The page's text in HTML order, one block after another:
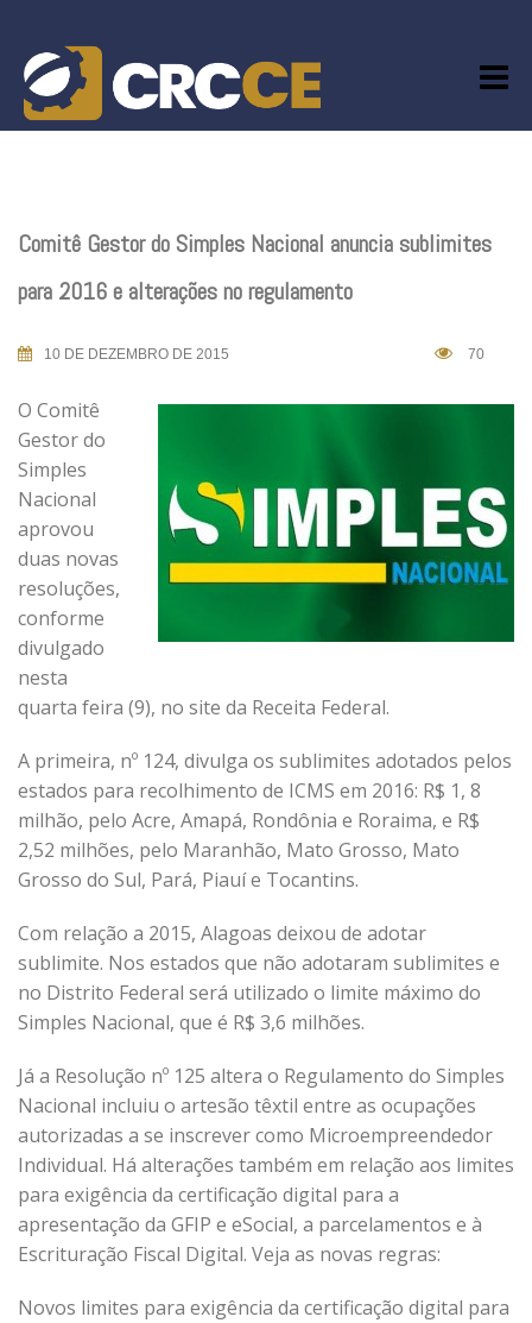
content
Comitê Gestor do Simples Nacional anuncia sublimites
para 2016 e alterações no regulamento
10 DE DEZEMBRO DE 2015 70
O Comitê
Gestor do
Simples
Nacional
aprovou
duas novas
resoluções,
conforme
divulgado
nesta
quarta feira (9), no site da Receita Federal.
A primeira, nº 124, divulga os sublimites adotados pelos
estados para recolhimento de ICMS em 2016: R$ 1, 8
milhão, pelo Acre, Amapá, Rondônia e Roraima, e R$
2,52 milhões, pelo Maranhão, Mato Grosso, Mato
Grosso do Sul, Pará, Piauí e Tocantins.
Com relação a 2015, Alagoas deixou de adotar
sublimite. Nos estados que não adotaram sublimites e
no Distrito Federal será utilizado o limite máximo do
Simples Nacional, que é R$ 3,6 milhões.
Já a Resolução nº 125 altera o Regulamento do Simples
Nacional incluiu o artesão têxtil entre as ocupações
autorizadas a se inscrever como Microempreendedor
Individual. Há alterações também em relação aos limites
para exigência da certificação digital para a
apresentação da GFIP e eSocial, a parcelamentos e à
Escrituração Fiscal Digital. Veja as novas regras:
Novos limites para exigência da certificação digital para